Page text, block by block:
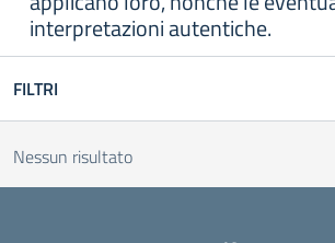
interpretazioni autentiche.
FILTRI
Nessun risultato